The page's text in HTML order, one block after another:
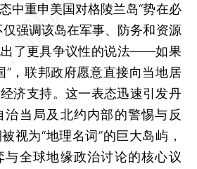
中重申美国对格陵兰岛“势在必
仅强调该岛在军事、防务和资源
出了更具争议性的说法——如果
”，联邦政府愿意直接向当地居
济支持。这一表态迅速引发丹
治当局及北约内部的警惕与反
视为“地理名词”的巨大岛屿，
与全球地缘政治讨论的核心议